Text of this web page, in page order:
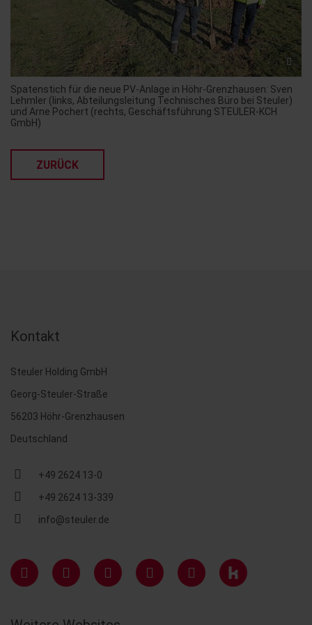
Spatenstich für die neue PV-Anlage in Höhr-Grenzhausen: Sven
Lehmler (links, Abteilungsleitung Technisches Büro bei Steuler)
und Arne Pochert (rechts, Geschäftsführung STEULER-KCH
GmbH)
ZURÜCK
Kontakt
Steuler Holding GmbH
Georg-Steuler-Straße
56203 Höhr-Grenzhausen
Deutschland
+49 2624 13-0
+49 2624 13-339
info@steuler.de